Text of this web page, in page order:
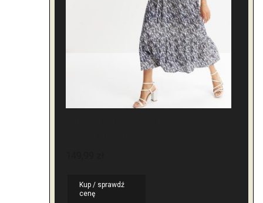
Kup / sprawdź
cenę